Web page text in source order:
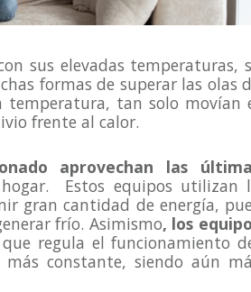
sus elevadas temperaturas,
formas de superar las olas
temperatura, tan solo movían
frente al calor.
aprovechan las
Estos equipos utilizan
gran cantidad de energía,
frío. Asimismo, los
regula el funcionamiento
constante, siendo aún